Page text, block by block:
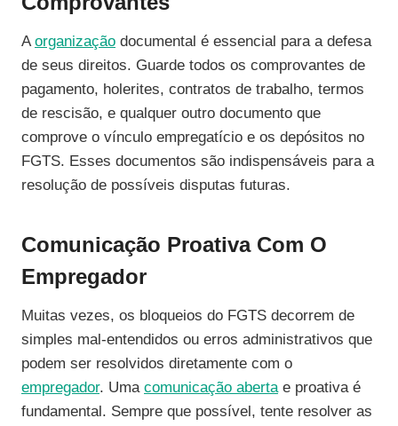
Aorganização documental é essencial para a defesa
de seus direitos. Guarde todos os comprovantes de
pagamento, holerites, contratos de trabalho, termos
de rescisão, e qualquer outro documento que
comprove o vínculo empregatício e os depósitos no
FGTS. Esses documentos são indispensáveis para a
resolução de possíveis disputas futuras.
Comunicação Proativa Com O
Empregador
Muitas vezes, os bloqueios do FGTS decorrem de
simples mal-entendidos ou erros administrativos que
podem ser resolvidos diretamente com o
empregador. Uma comunicação abertae proativa é
fundamental. Sempre que possível, tente resolver as